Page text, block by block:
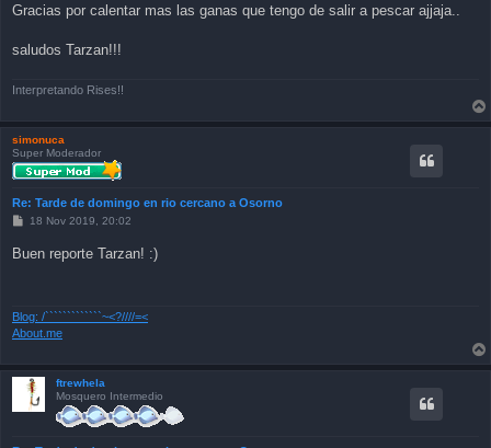
Gracias por calentar mas las ganas que tengo de salir a pescar ajjaja..
saludos Tarzan!!!
Interpretando Rises!!
simonuca
Super Moderador
Re: Tarde de domingo en rio cercano a Osorno
P
t
18 Nov 2019, 20:02
Buen reporte Tarzan! :)
Blog: /`````````````~<?////=<
About.me
ftrewhela
Mosquero Intermedio